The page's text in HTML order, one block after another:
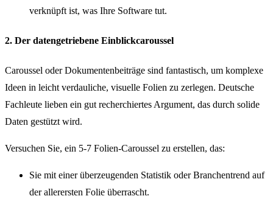
verknüpft ist, was Ihre Software tut.
2. Der datengetriebene Einblickcaroussel
Caroussel oder Dokumentenbeiträge sind fantastisch, um komplexe
Ideen in leicht verdauliche, visuelle Folien zu zerlegen. Deutsche
Fachleute lieben ein gut recherchiertes Argument, das durch solide
Daten gestützt wird.
Versuchen Sie, ein 5-7 Folien-Caroussel zu erstellen, das:
Sie mit einer überzeugenden Statistik oder Branchentrend auf
der allerersten Folie überrascht.